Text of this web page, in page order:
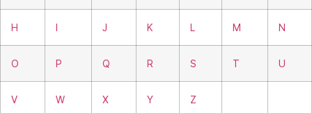
H I J K L M N
O P Q R S T U
V W X Y Z